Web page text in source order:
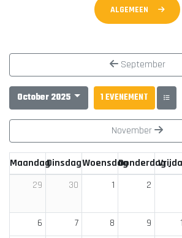
ALGEMEEN
September
October 2025 1 EVENEMENT
November
MaandagDinsdagWoensdagDonderdag
29 30 1 2
6 7 8 9